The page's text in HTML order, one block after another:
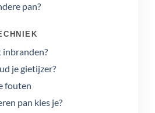
pan?
je gietijzer?
fouten
pan kies je?